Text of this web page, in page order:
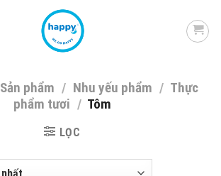
Sản phẩm / Nhu yếu phẩm / Thực
phẩm tươi / Tôm
LỌC